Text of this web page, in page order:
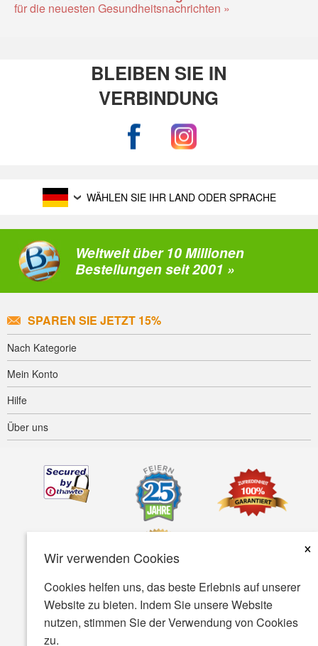
Wir verwenden Cookies
×
Cookies helfen uns, das beste Erlebnis auf unserer
Website zu bieten. Indem Sie unsere Website
nutzen, stimmen Sie der Verwendung von Cookies
zu.
für die neuesten Gesundheitsnachrichten »
BLEIBEN SIE IN
VERBINDUNG
WÄHLEN SIE IHR LAND ODER SPRACHE
Weltweit über 10 Millionen
Bestellungen seit 2001 »
SPAREN SIE JETZT 15%
Nach Kategorie
Mein Konto
Hilfe
Über uns